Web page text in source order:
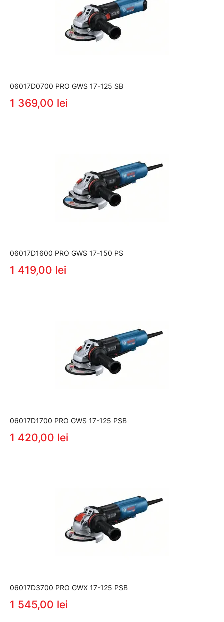
06017D0700 PRO GWS 17-125 SB
1 369,00 lei
06017D1600 PRO GWS 17-150 PS
1 419,00 lei
06017D1700 PRO GWS 17-125 PSB
1 420,00 lei
06017D3700 PRO GWX 17-125 PSB
1 545,00 lei